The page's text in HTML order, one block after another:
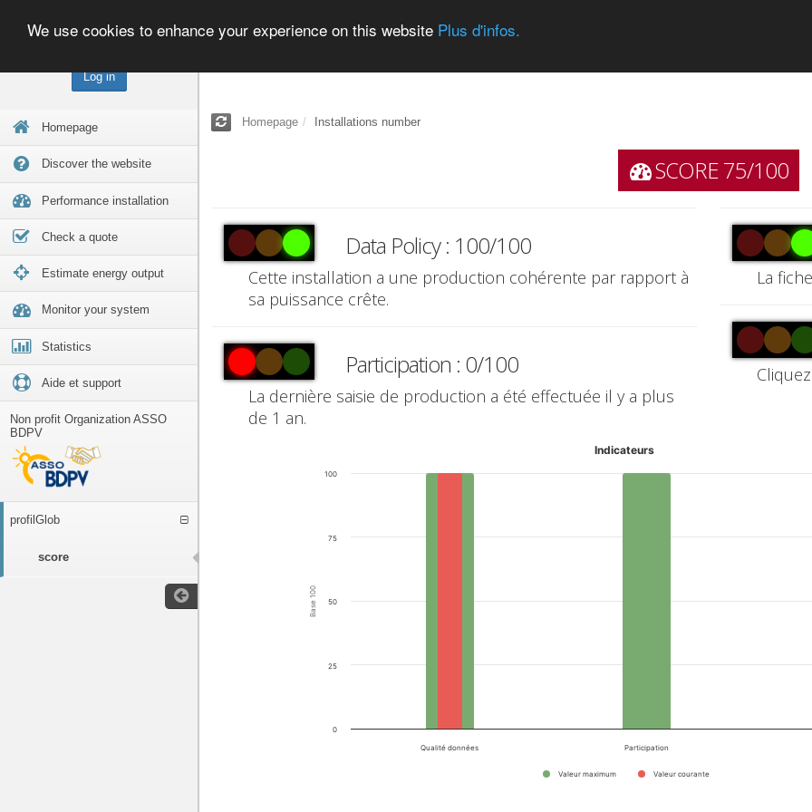
Log in
Homepage
Discover the website
Performance installation
Check a quote
Estimate energy output
Monitor your system
Statistics
Aide et support
Non profit Organization ASSO
BDPV
profilGlob
score
We use cookies to enhance your experience on this website Plus d'infos.
Homepage Installations number
SCORE 75/100
Data Policy : 100/100
Cette installation a une production cohérente par rapport à
sa puissance crête.
Participation : 0/100
La dernière saisie de production a été effectuée il y a plus
de 1 an.
La
Base 100
Indicateurs
Valeur maximum Valeur courante
Qualité données Participation
0
25
50
75
100